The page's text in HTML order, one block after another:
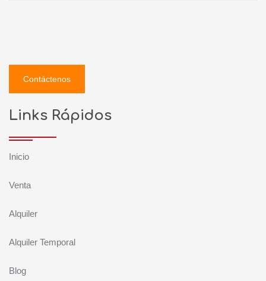
Contáctenos
Links Rápidos
Inicio
Venta
Alquiler
Alquiler Temporal
Blog